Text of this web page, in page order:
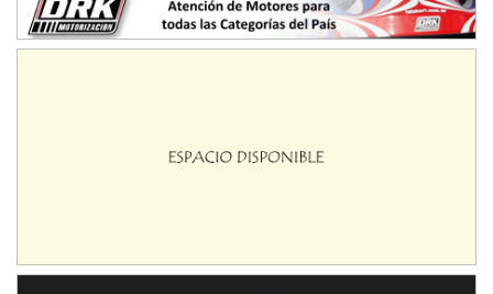
Gral. E. Godoy (Río Negro)
CSK - F7
Ciudad de Avellaneda (Asfalto)